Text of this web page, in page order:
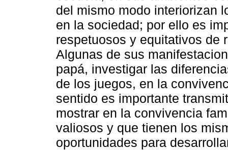
del mismo modo interiorizan
en la sociedad; por ello es
respetuosos y equitativos de
Algunas de sus
papá, investigar las
de los juegos, en la
sentido es importante
mostrar en la convivencia
valiosos y que tienen los
oportunidades para